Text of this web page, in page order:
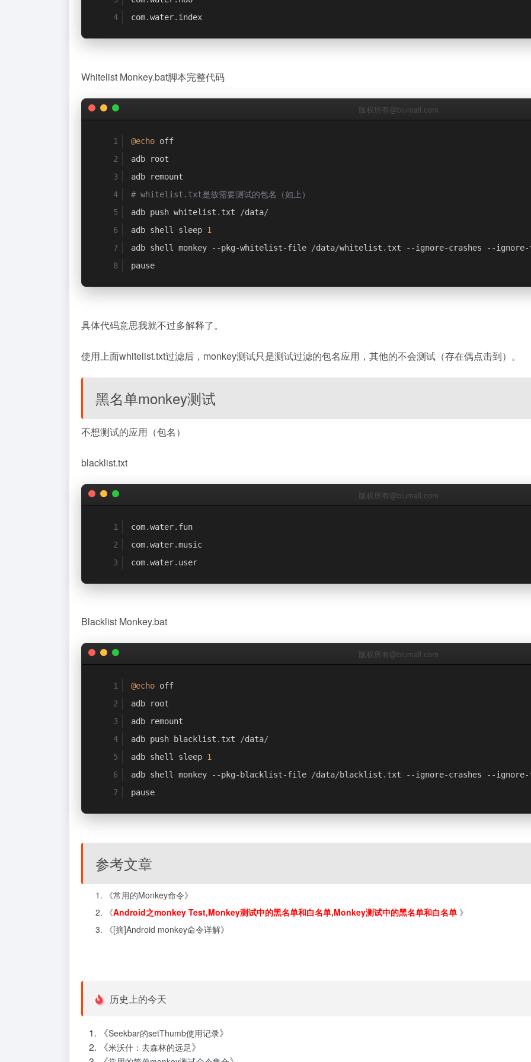
com.water. index
Whitelist Monkey.bat脚本完整代码
版权所有@biumall.com
@echo off
adb root
adb remount
# whitelist.txt是放需要测试的包名（如上）
adb push whitelist . txt /data/
adb shell sleep 1
adb shell monkey
--pkg-whitelist-file /data/whitelist . txt --ignore-crashes --ignore-
pause
具体代码意思我就不过多解释了。
使用上面whitelist.txt过滤后，monkey测试只是测试过滤的包名应用，其他的不会测试（存在偶点击到）。
黑名单monkey测试
不想测试的应用（包名）
blacklist.txt
版权所有@biumall.com
com.water. fun
com.water.music
com.water. user
Blacklist Monkey.bat
版权所有@biumall.com
@echo off
adb root
adb remount
adb push blacklist . txt /data/
adb shell sleep 1
adb shell monkey
--pkg- blacklist-file /data/blacklist . txt --ignore-crashes --ignore-
pause
参考文章
《常用的Monkey命令》
《Android之monkey Test,Monkey测试中的黑名单和白名单,Monkey测试中的黑名单和白名单 》
《[摘]Android monkey命令详解》
历史上的今天
《Seekbar的setThumb使用记录》
《米沃什：去森林的远足》